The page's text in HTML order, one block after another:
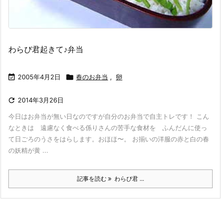
わらび君起きて♪弁当
 2005年4月2日  春のお弁当 , 卵
 2014年3月26日
今日はお弁当が無い日なのですが自分のお弁当で自主トレです！ こん
なときは 遠慮なく食べる係りさんの苦手な食材を ふんだんに使っ
て日ごろのうさをはらします。おほほ〜。 お揃いの洋服の赤と白の春
の妖精が黄 ...
記事を読む わらび君 ...